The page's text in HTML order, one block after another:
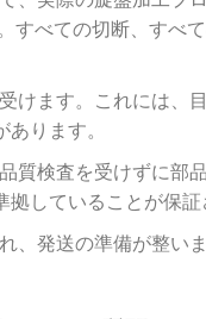
べての切断、すべ
けます。これには、
ります。
質検査を受けずに部
していることが保証
、発送の準備が整い